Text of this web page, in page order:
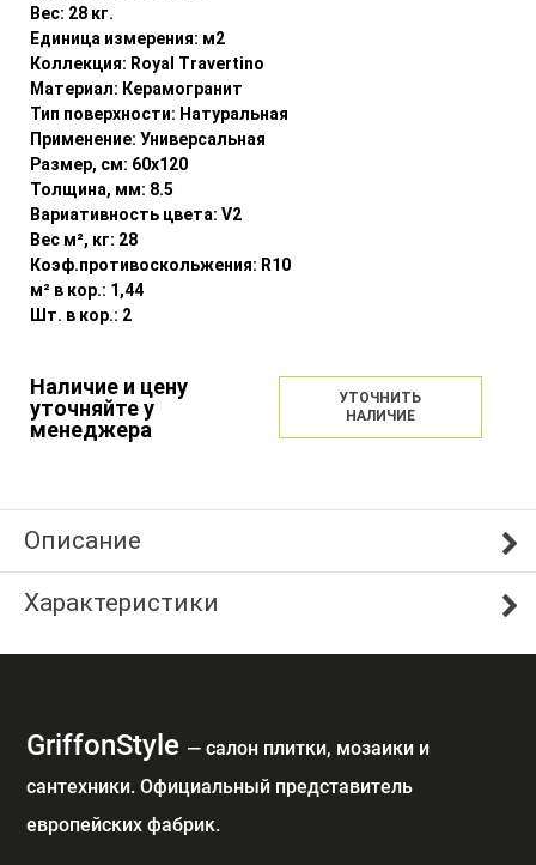
Вес: 28 кг.
Единица измерения: м2
Коллекция: Royal Travertino
Материал: Керамогранит
Тип поверхности: Натуральная
Применение: Универсальная
Размер, см: 60x120
Толщина, мм: 8.5
Вариативность цвета: V2
Вес м², кг: 28
Коэф.противоскольжения: R10
м² в кор.: 1,44
Шт. в кор.: 2
Наличие и цену
уточняйте у
менеджера
УТОЧНИТЬ
НАЛИЧИЕ
Описание
Характеристики
GriffonStyle — cалон плитки, мозаики и
сантехники. Официальный представитель
европейских фабрик.